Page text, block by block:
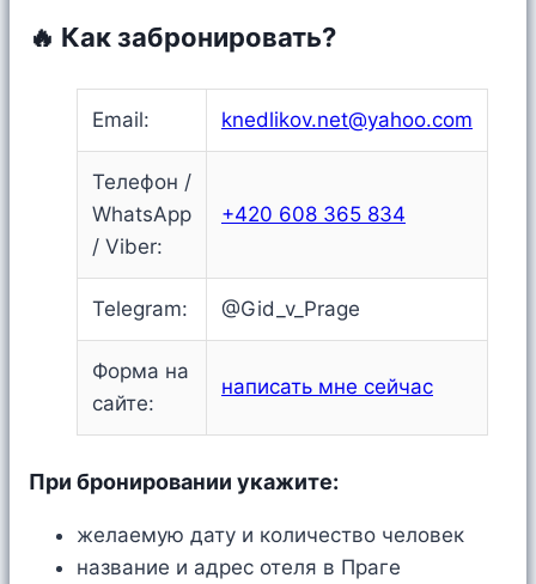
🔥 Как забронировать?
Email: knedlikov.net@yahoo.com
Телефон /
WhatsApp
/ Viber:
+420 608 365 834
Telegram: @Gid_v_Prage
Форма на
сайте:
написать мне сейчас
При бронировании укажите:
желаемую дату и количество человек
название и адрес отеля в Праге